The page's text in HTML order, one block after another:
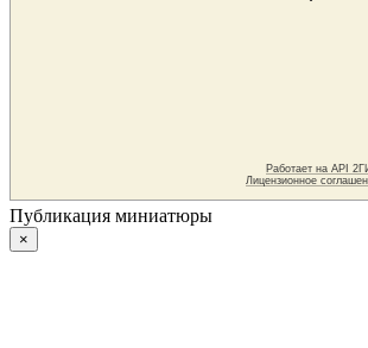
Публикация миниатюры
×